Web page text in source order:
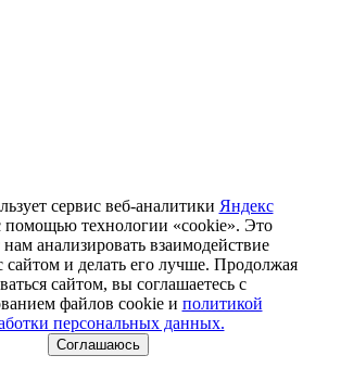
сервис веб-аналитики Яндекс
помощью технологии «cookie». Это
нам анализировать взаимодействие
сайтом и делать его лучше. Продолжая
сайтом, вы соглашаетесь с
файлов cookie и политикой
персональных данных.
Соглашаюсь